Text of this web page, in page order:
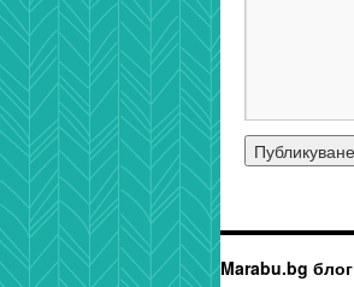
Marabu.bg блог